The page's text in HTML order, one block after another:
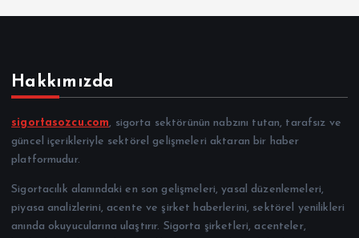
Hakkımızda
sigortasozcu.com, sigorta sektörünün nabzını tutan, tarafsız ve
güncel içerikleriyle sektörel gelişmeleri aktaran bir haber
platformudur.
Sigortacılık alanındaki en son gelişmeleri, yasal düzenlemeleri,
piyasa analizlerini, acente ve şirket haberlerini, sektörel yenilikleri
anında okuyucularına ulaştırır. Sigorta şirketleri, acenteler,